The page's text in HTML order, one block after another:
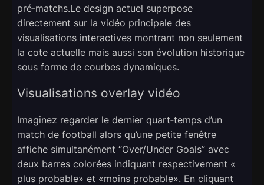
pré‑matchs.Le design actuel superpose
directement sur la vidéo principale des
visualisations interactives montrant non seulement
la cote actuelle mais aussi son évolution historique
sous forme de courbes dynamiques.
Visualisations overlay vidéo
Imaginez regarder le dernier quart‑temps d’un
match de football alors qu’une petite fenêtre
affiche simultanément “Over/Under Goals” avec
deux barres colorées indiquant respectivement «​
plus probable​» et «​moins probable​». En cliquant